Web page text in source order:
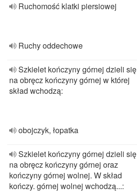
Ruchomość klatki piersiowej
Ruchy oddechowe
Szkielet kończyny górnej dzieli się
na obręcz kończyny górnej w której
skład wchodzą:
obojczyk, łopatka
Szkielet kończyny górnej dzieli się
na obręcz kończyny górnej oraz
kończyny górnej wolnej. W skład
kończy. górnej wolnej wchodzą...: